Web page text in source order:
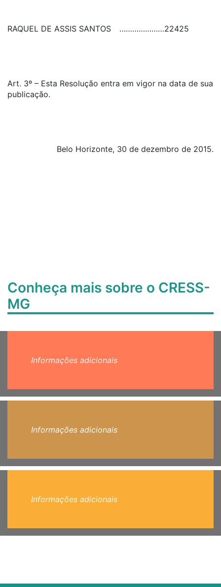
RAQUEL DE ASSIS SANTOS …………………22425
Art. 3º – Esta Resolução entra em vigor na data de sua
publicação.
Belo Horizonte, 30 de dezembro de 2015.
Conheça mais sobre o CRESS-
MG
Informações adicionais
Informações adicionais
Informações adicionais